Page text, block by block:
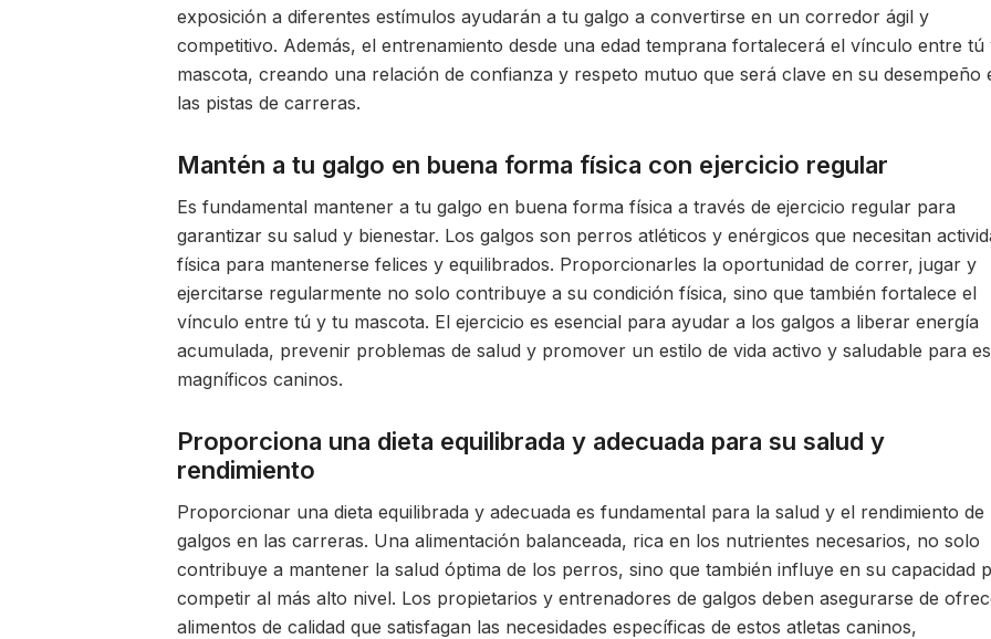
exposición a diferentes estímulos ayudarán a tu galgo a convertirse en un corredor ágil y
competitivo. Además, el entrenamiento desde una edad temprana fortalecerá el vínculo entre tú
mascota, creando una relación de confianza y respeto mutuo que será clave en su desempeño
las pistas de carreras.
Mantén a tu galgo en buena forma física con ejercicio regular
Es fundamental mantener a tu galgo en buena forma física a través de ejercicio regular para
garantizar su salud y bienestar. Los galgos son perros atléticos y enérgicos que necesitan
física para mantenerse felices y equilibrados. Proporcionarles la oportunidad de correr, jugar y
ejercitarse regularmente no solo contribuye a su condición física, sino que también fortalece el
vínculo entre tú y tu mascota. El ejercicio es esencial para ayudar a los galgos a liberar energía
acumulada, prevenir problemas de salud y promover un estilo de vida activo y saludable para
magníficos caninos.
Proporciona una dieta equilibrada y adecuada para su salud y
rendimiento
Proporcionar una dieta equilibrada y adecuada es fundamental para la salud y el rendimiento de
galgos en las carreras. Una alimentación balanceada, rica en los nutrientes necesarios, no solo
contribuye a mantener la salud óptima de los perros, sino que también influye en su capacidad
competir al más alto nivel. Los propietarios y entrenadores de galgos deben asegurarse de
alimentos de calidad que satisfagan las necesidades específicas de estos atletas caninos,